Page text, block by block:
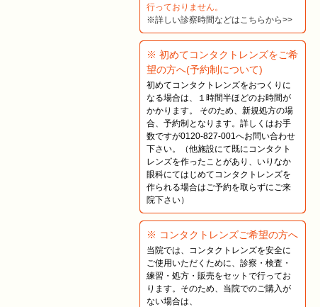
行っておりません。
※詳しい診察時間などはこちらから>>
※ 初めてコンタクトレンズをご希
望の方へ(予約制について)
初めてコンタクトレンズをおつくりに
なる場合は、１時間半ほどのお時間が
かかります。 そのため、新規処方の場
合、予約制となります。詳しくはお手
数ですが0120-827-001へお問い合わせ
下さい。（他施設にて既にコンタクト
レンズを作ったことがあり、いりなか
眼科にてはじめてコンタクトレンズを
作られる場合はご予約を取らずにご来
院下さい）
※ コンタクトレンズご希望の方へ
当院では、コンタクトレンズを安全に
ご使用いただくために、診察・検査・
練習・処方・販売をセットで行ってお
ります。そのため、当院でのご購入が
ない場合は、